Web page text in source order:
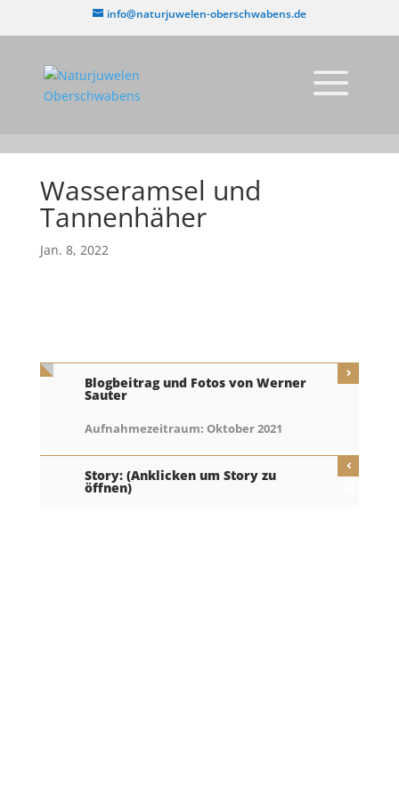
info@naturjuwelen-oberschwabens.de
Wasseramsel und
Tannenhäher
Jan. 8, 2022
Blogbeitrag und Fotos von Werner
Sauter
Aufnahmezeitraum: Oktober 2021
Story: (Anklicken um Story zu
öffnen)